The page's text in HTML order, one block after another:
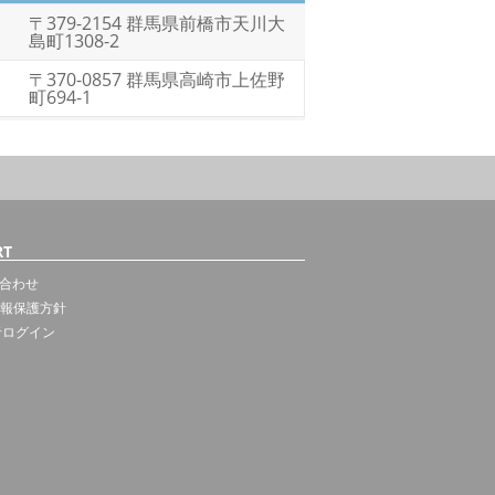
〒379-2154 群馬県前橋市天川大
島町1308-2
〒370-0857 群馬県高崎市上佐野
町694-1
わせ
保護方針
グイン